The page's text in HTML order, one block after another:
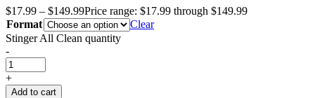
$17.99 – $149.99Price range: $17.99 through $149.99
Format
Clear
Stinger All Clean quantity
-
+
Add to cart